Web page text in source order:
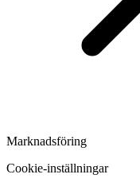
Marknadsföring
Cookie-inställningar